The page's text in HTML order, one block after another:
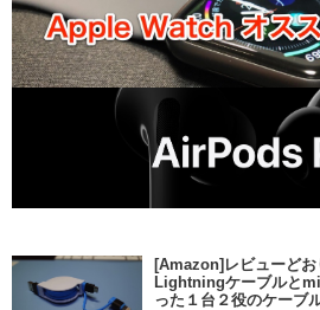
[Amazon]レビューど
Lightningケーブルと
った１台２役のケーブ